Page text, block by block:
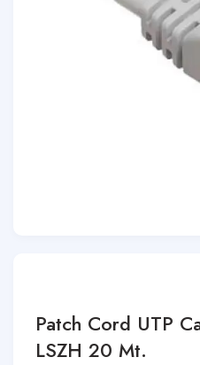
Patch Cord UTP
LSZH 20 Mt.